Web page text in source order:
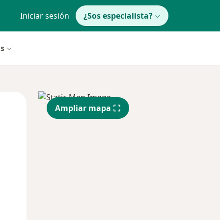
Iniciar sesión ¿Sos especialista?
Jue
13 Ago
Vie
14 Ago
Ampliar mapa